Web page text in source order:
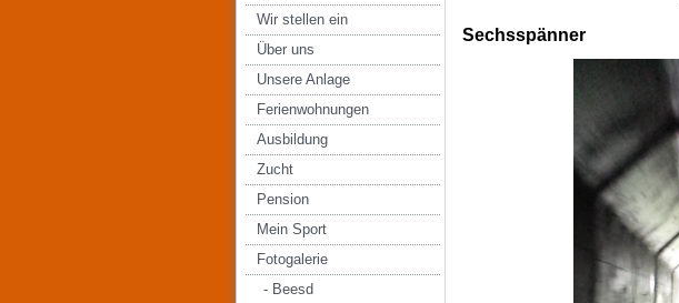
Wir stellen ein
Über uns
Unsere Anlage
Ferienwohnungen
Ausbildung
Zucht
Pension
Mein Sport
Fotogalerie
- Beesd
Sechsspänner